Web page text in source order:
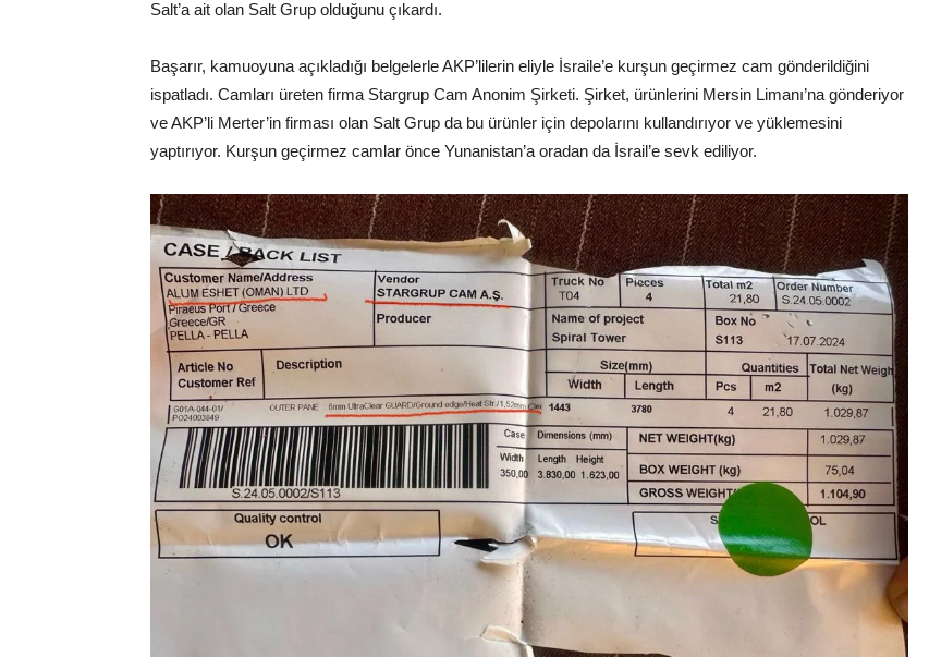
Salt’a ait olan Salt Grup olduğunu çıkardı.
Başarır, kamuoyuna açıkladığı belgelerle AKP’lilerin eliyle İsraile’e kurşun geçirmez cam gönderildiğini
ispatladı. Camları üreten firma Stargrup Cam Anonim Şirketi. Şirket, ürünlerini Mersin Limanı’na gönderiyor
ve AKP’li Merter’in firması olan Salt Grup da bu ürünler için depolarını kullandırıyor ve yüklemesini
yaptırıyor. Kurşun geçirmez camlar önce Yunanistan’a oradan da İsrail’e sevk ediliyor.